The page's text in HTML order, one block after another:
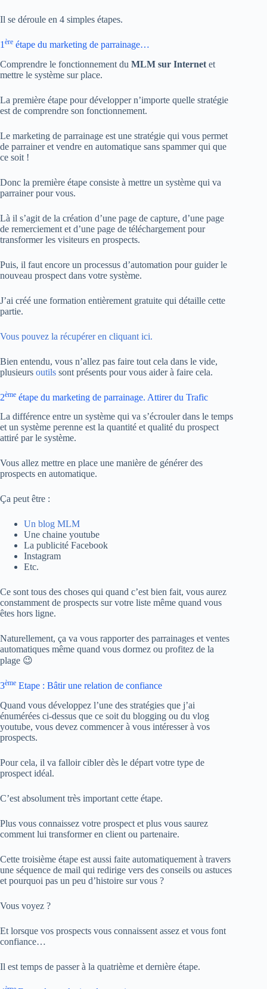
Il se déroule en 4 simples étapes.
1 ère étape du marketing de parrainage…
Comprendre le fonctionnement du MLM sur Internet et
mettre le système sur place.
La première étape pour développer n’importe quelle stratégie
est de comprendre son fonctionnement.
Le marketing de parrainage est une stratégie qui vous permet
de parrainer et vendre en automatique sans spammer qui que
ce soit !
Donc la première étape consiste à mettre un système qui va
parrainer pour vous.
Là il s’agit de la création d’une page de capture, d’une page
de remerciement et d’une page de téléchargement pour
transformer les visiteurs en prospects.
Puis, il faut encore un processus d’automation pour guider le
nouveau prospect dans votre système.
J’ai créé une formation entièrement gratuite qui détaille cette
partie.
Vous pouvez la récupérer en cliquant ici.
Bien entendu, vous n’allez pas faire tout cela dans le vide,
plusieurs outils sont présents pour vous aider à faire cela.
2ème étape du marketing de parrainage. Attirer du Trafic
La différence entre un système qui va s’écrouler dans le temps
et un système perenne est la quantité et qualité du prospect
attiré par le système.
Vous allez mettre en place une manière de générer des
prospects en automatique.
Ça peut être :
Un blog MLM
Une chaine youtube
La publicité Facebook
Instagram
Etc.
Ce sont tous des choses qui quand c’est bien fait, vous aurez
constamment de prospects sur votre liste même quand vous
êtes hors ligne.
Naturellement, ça va vous rapporter des parrainages et ventes
automatiques même quand vous dormez ou profitez de la
plage 😉
3ème Etape : Bâtir une relation de confiance
Quand vous développez l’une des stratégies que j’ai
énumérées ci-dessus que ce soit du blogging ou du vlog
youtube, vous devez commencer à vous intéresser à vos
prospects.
Pour cela, il va falloir cibler dès le départ votre type de
prospect idéal.
C’est absolument très important cette étape.
Plus vous connaissez votre prospect et plus vous saurez
comment lui transformer en client ou partenaire.
Cette troisième étape est aussi faite automatiquement à travers
une séquence de mail qui redirige vers des conseils ou astuces
et pourquoi pas un peu d’histoire sur vous ?
Vous voyez ?
Et lorsque vos prospects vous connaissent assez et vous font
confiance…
Il est temps de passer à la quatrième et dernière étape.